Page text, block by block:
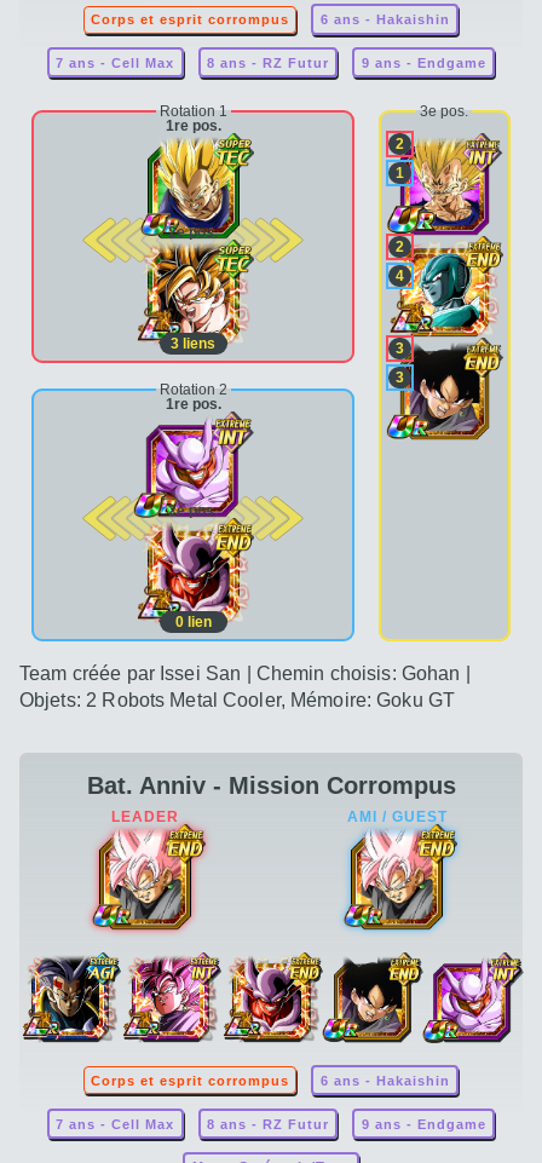
Corps et esprit corrompus 6 ans - Hakaishin
7 ans - Cell Max 8 ans - RZ Futur 9 ans - Endgame
Rotation 1
1re pos.
2e pos.
3 liens
Rotation 2
1re pos.
2e pos.
0lien
3e pos.
2
1
2
4
3
3
Team créée par Issei San | Chemin choisis: Gohan |
Objets: 2 Robots Metal Cooler, Mémoire: Goku GT
Bat. Anniv - Mission Corrompus
Corps et esprit corrompus 6 ans - Hakaishin
7 ans - Cell Max 8 ans - RZ Futur 9 ans - Endgame